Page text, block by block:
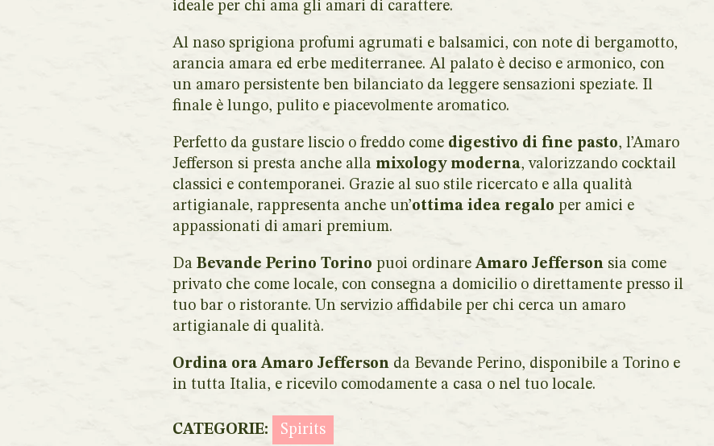
ideale per chi ama gli amari di carattere.
Al naso sprigiona profumi agrumati e balsamici, con note di bergamotto,
arancia amara ed erbe mediterranee. Al palato è deciso e armonico, con
un amaro persistente ben bilanciato da leggere sensazioni speziate. Il
finale è lungo, pulito e piacevolmente aromatico.
Perfetto da gustare liscio o freddo come digestivo di fine pasto, l’Amaro
Jefferson si presta anche alla mixology moderna, valorizzando cocktail
classici e contemporanei. Grazie al suo stile ricercato e alla qualità
artigianale, rappresenta anche un’ottima idea regalo per amici e
appassionati di amari premium.
Da Bevande Perino Torino puoi ordinareAmaro Jefferson sia come
privato che come locale, con consegna a domicilio o direttamente presso il
tuo bar o ristorante. Un servizio affidabile per chi cerca un amaro
artigianale di qualità.
Ordina ora Amaro Jefferson da Bevande Perino, disponibile a Torino e
in tutta Italia, e ricevilo comodamente a casa o nel tuo locale.
CATEGORIE: Spirits